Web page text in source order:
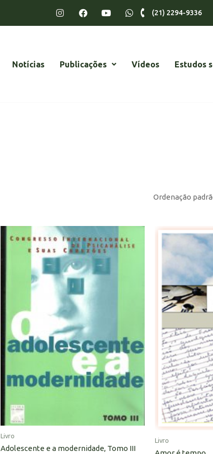
(21) 2294-9336
Notícias Publicações Vídeos Estudos
Livro
Adolescente e a modernidade, Tomo III
Livro